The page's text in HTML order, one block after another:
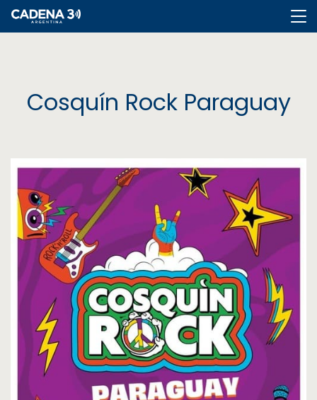
3
Rosario
Cadena
Heat
La
Popu
Cosquín
Rock
Cosquín Rock Paraguay